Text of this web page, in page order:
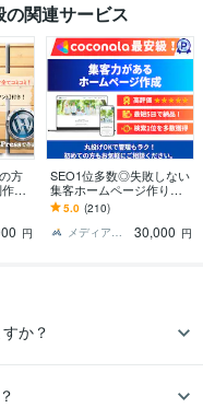
関連サービス
方
し
ホ
ロ
円
SEO1位多数◎失敗しない
集客ホームページ作りま
す SEO対策×丸投げ×プロ
品質ホームページを丸投
げで制作します
5.0 (210)
メディアブーム｜Web集客の専門家
30,000 円
か？